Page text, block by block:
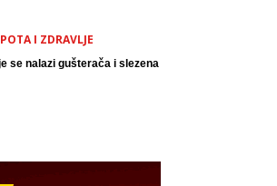
I ZDRAVLJE
se nalazi gušterača i slezena